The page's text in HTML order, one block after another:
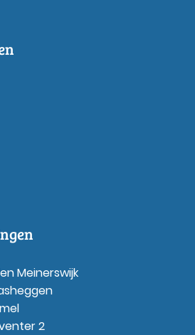
Meinerswijk
2